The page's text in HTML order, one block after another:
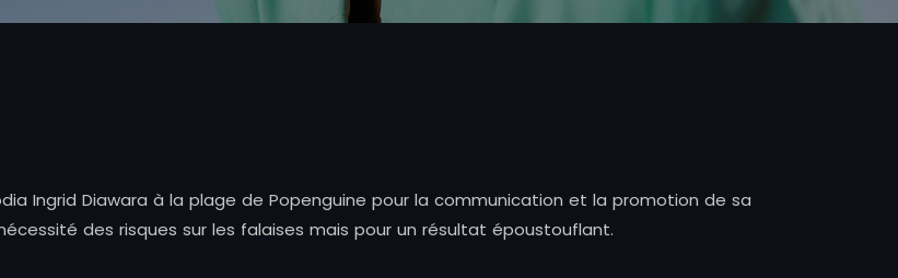
Ingrid Diawara à la plage de Popenguine pour la communication et la promotion de sa
des risques sur les falaises mais pour un résultat époustouflant.